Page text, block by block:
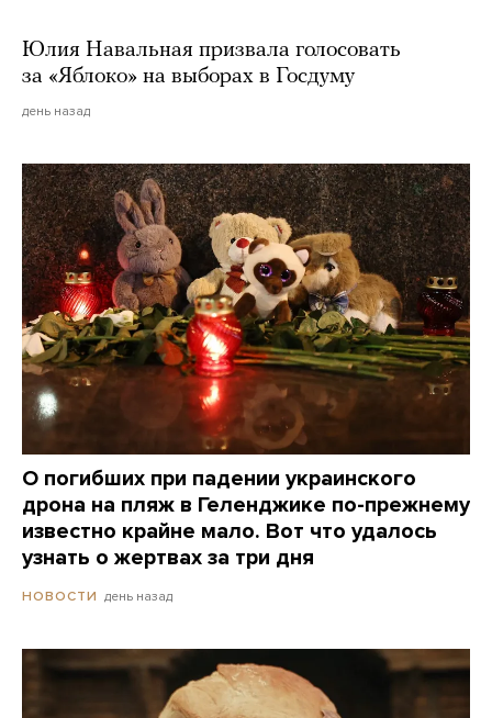
Юлия Навальная призвала голосовать
за «Яблоко» на выборах в Госдуму
день назад
О погибших при падении украинского
дрона на пляж в Геленджике по-прежнему
известно крайне мало. Вот что удалось
узнать о жертвах за три дня
НОВОСТИ день назад